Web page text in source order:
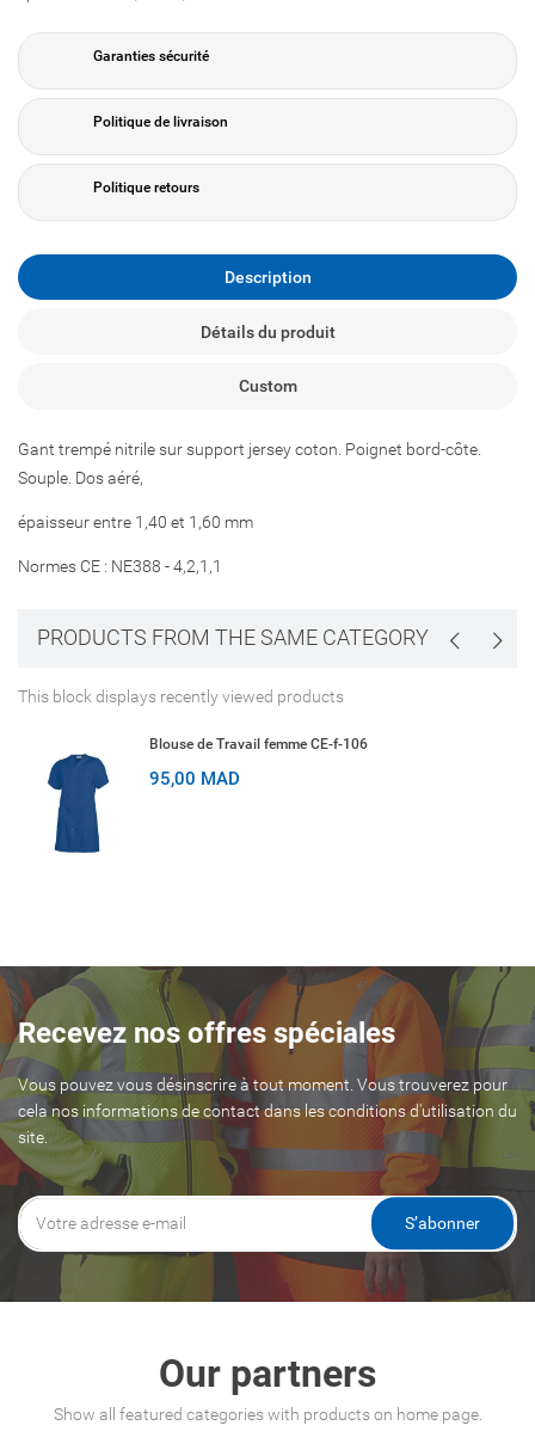
Garanties sécurité
Politique de livraison
Politique retours
Description
Détails du produit
Custom
Gant trempé nitrile sur support jersey coton. Poignet bord-côte.
Souple. Dos aéré,
épaisseur entre 1,40 et 1,60 mm
Normes CE : NE388 - 4,2,1,1
PRODUCTS FROM THE SAME CATEGORY
This block displays recently viewed products
Blouse de Travail femme CE-f-106
95,00 MAD
Recevez nos offres spéciales
Vous pouvez vous désinscrire à tout moment. Vous trouverez pour
cela nos informations de contact dans les conditions d'utilisation du
site.
S’abonner
Our partners
Show all featured categories with products on home page.